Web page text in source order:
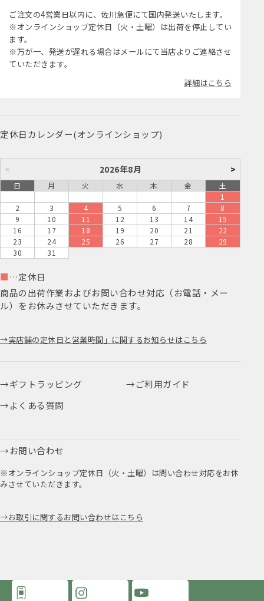
ご注文の4営業日以内に、佐川急便にて国内発送いたします。
※オンラインショップ定休日（火・土曜）は出荷を停止してい
ます。
※万が一、発送が遅れる場合はメールにて当店よりご連絡させ
ていただきます。
詳細はこちら
定休日カレンダー(オンラインショップ)
< 2026年8月 >
日 月 火 水 木 金
土
1
2
3 4 5 6 7
8
9
10 11 12 13 14
15
16
17 18 19 20 21
22
23
24 25 26 27 28
29
30
31
■ …定休日
商品の出荷作業およびお問い合わせ対応（お電話・メー
ル）をお休みさせていただきます。
実店舗の定休日と営業時間」に関するお知らせはこちら
ギフトラッピング
ご利用ガイド
よくある質問
お問い合わせ
※オンラインショップ定休日（火・土曜）は問い合わせ対応をお休
みさせていただきます。
お取引に関するお問い合わせはこちら